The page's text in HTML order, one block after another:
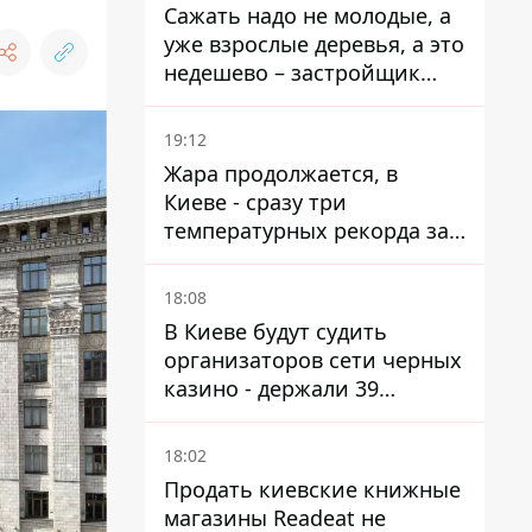
Сажать надо не молодые, а
уже взрослые деревья, а это
недешево – застройщик
Никонов
19:12
Жара продолжается, в
Киеве - сразу три
температурных рекорда за
день
18:08
В Киеве будут судить
организаторов сети черных
казино - держали 39
заведений
18:02
Продать киевские книжные
магазины Readeat не